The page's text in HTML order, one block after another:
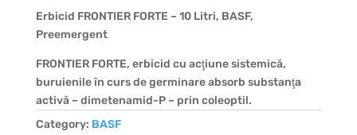
Erbicid FRONTIER FORTE – 10 Litri, BASF,
Preemergent
FRONTIER FORTE, erbicid cu acţiune sistemică,
buruienile în curs de germinare absorb substanţa
activă – dimetenamid-P – prin coleoptil.
Category: BASF